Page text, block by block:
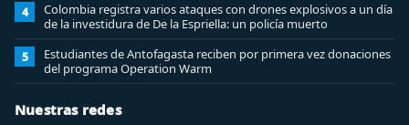
4
Colombia registra varios ataques con drones explosivos a un día
de la investidura de De la Espriella: un policía muerto
5
Estudiantes de Antofagasta reciben por primera vez donaciones
del programa Operation Warm
Nuestras redes